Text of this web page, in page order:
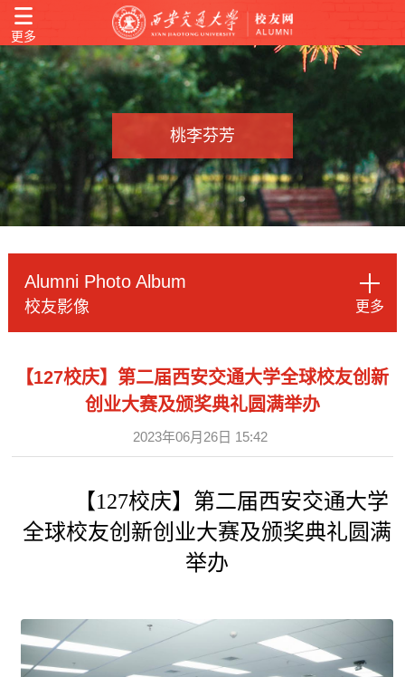
更多
桃李芬芳
Alumni Photo Album
校友影像 更多
【127校庆】第二届西安交通大学全球校友创新
创业大赛及颁奖典礼圆满举办
2023年06月26日 15:42
【127校庆】第二届西安交通大学
全球校友创新创业大赛及颁奖典礼圆满
举办